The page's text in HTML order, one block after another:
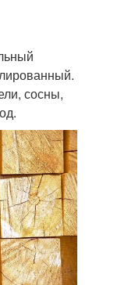
сосны,